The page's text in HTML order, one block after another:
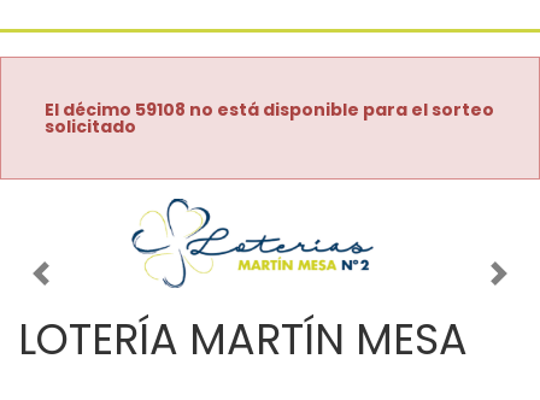
El décimo 59108 no está disponible para el sorteo
solicitado
Imagen anterior
LOTERÍA MARTÍN MESA